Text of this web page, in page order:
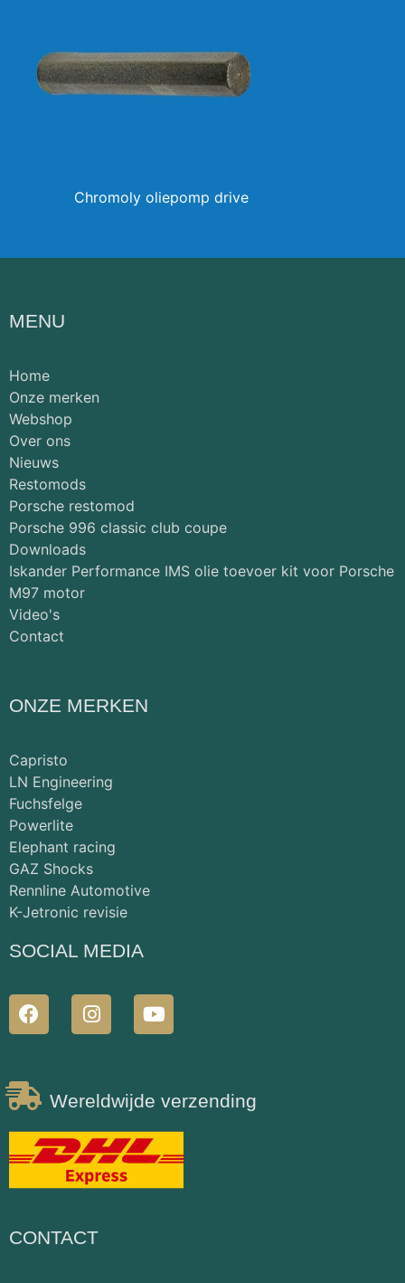
Chromoly oliepomp drive
MENU
Home
Onze merken
Webshop
Over ons
Nieuws
Restomods
Porsche restomod
Porsche 996 classic club coupe
Downloads
Iskander Performance IMS olie toevoer kit voor Porsche
M97 motor
Video's
Contact
ONZE MERKEN
Capristo
LN Engineering
Fuchsfelge
Powerlite
Elephant racing
GAZ Shocks
Rennline Automotive
K-Jetronic revisie
SOCIAL MEDIA
Wereldwijde verzending
CONTACT